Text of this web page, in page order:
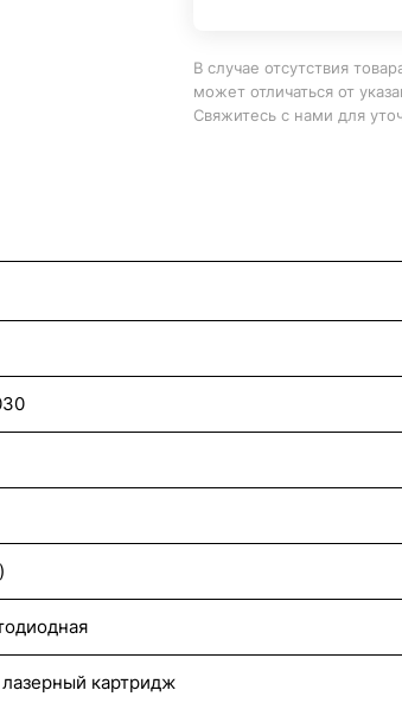
В случае отсутствия
может отличаться от
Свяжитесь с нами для
картридж